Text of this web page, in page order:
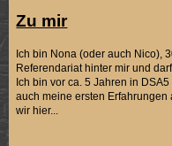
Zu mir
Ich bin Nona (oder auch Nico),
Referendariat hinter mir und
Ich bin vor ca. 5 Jahren in
auch meine ersten
wir hier...